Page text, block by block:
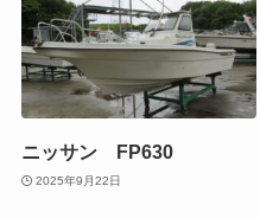
ニッサン FP630
2025年9月22日